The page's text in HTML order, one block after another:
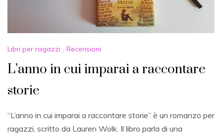
Libri per ragazzi , Recensioni
L’anno in cui imparai a raccontare
storie
“L’anno in cui imparai a raccontare storie” è un romanzo per
ragazzi, scritto da Lauren Wolk. Il libro parla di una